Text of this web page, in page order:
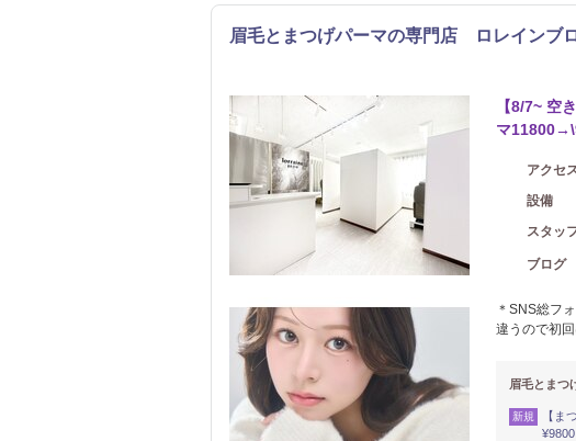
眉毛とまつげパーマの専門店 ロレインブ
【8/7~ 空
マ
アクセ
設備
スタッ
ブログ
＊SNS総フ
違うので初
眉毛とま
新規
【ま
¥9800